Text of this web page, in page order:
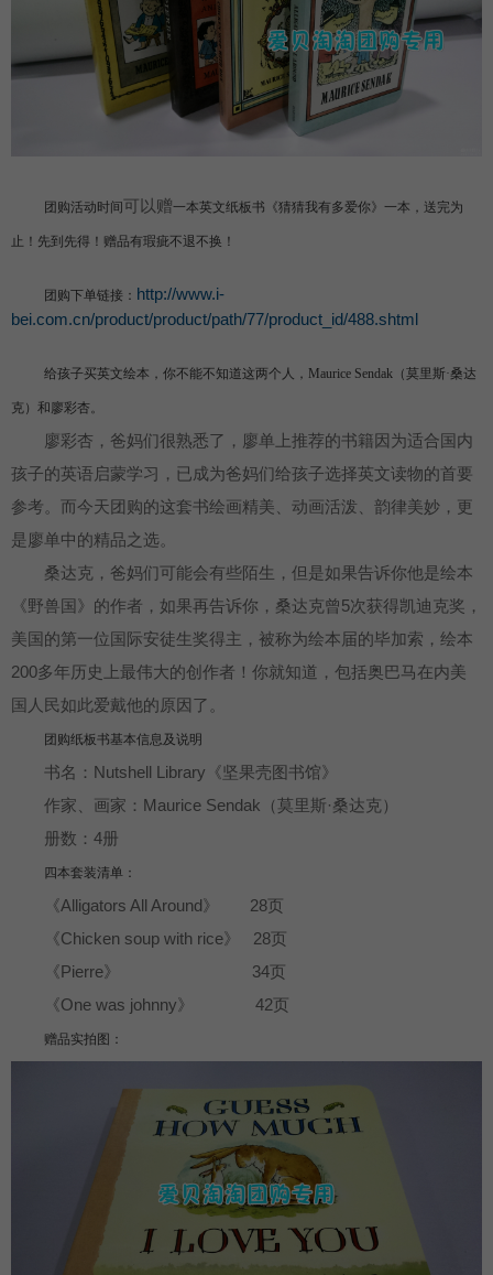
团购活动时间可以赠一本英文纸板书《猜猜我有多爱你》一本，送完为
止！先到先得！赠品有瑕疵不退不换！
团购下单链接： http://www.i-
bei.com.cn/product/product/path/77/product_id/488.shtml
给孩子买英文绘本，你不能不知道这两个人，Maurice Sendak（莫里斯·桑达
克）和廖彩杏。
廖彩杏，爸妈们很熟悉了，廖单上推荐的书籍因为适合国内
孩子的英语启蒙学习，已成为爸妈们给孩子选择英文读物的首要
参考。而今天团购的这套书绘画精美、动画活泼、韵律美妙，更
是廖单中的精品之选。
桑达克，爸妈们可能会有些陌生，但是如果告诉你他是绘本
《野兽国》的作者，如果再告诉你，桑达克曾5次获得凯迪克奖，
美国的第一位国际安徒生奖得主，被称为绘本届的毕加索，绘本
200多年历史上最伟大的创作者！你就知道，包括奥巴马在内美
国人民如此爱戴他的原因了。
团购纸板书基本信息及说明
书名：Nutshell Library《坚果壳图书馆》
作家、画家：Maurice Sendak（莫里斯·桑达克）
册数：4册
四本套装清单：
《Alligators All Around》 28页
《Chicken soup with rice》 28页
《Pierre》 34页
《One was johnny》 42页
赠品实拍图：